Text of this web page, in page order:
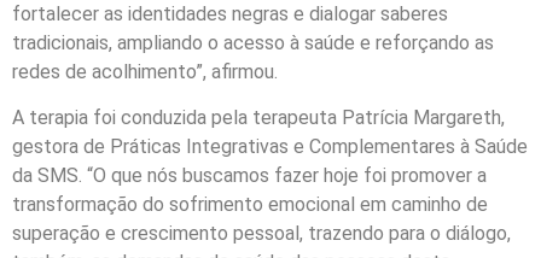
fortalecer as identidades negras e dialogar saberes
tradicionais, ampliando o acesso à saúde e reforçando as
redes de acolhimento”, afirmou.
A terapia foi conduzida pela terapeuta Patrícia Margareth,
gestora de Práticas Integrativas e Complementares à Saúde
da SMS. “O que nós buscamos fazer hoje foi promover a
transformação do sofrimento emocional em caminho de
superação e crescimento pessoal, trazendo para o diálogo,